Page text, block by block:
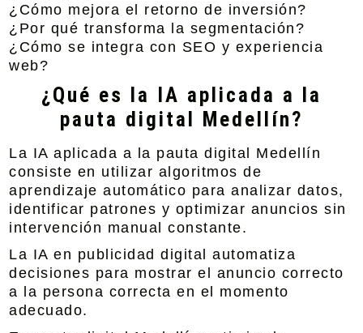
¿Cómo mejora el retorno de inversión?
¿Por qué transforma la segmentación?
¿Cómo se integra con SEO y experiencia
web?
¿Qué es la IA aplicada a la
pauta digital Medellín?
La IA aplicada a la pauta digital Medellín
consiste en utilizar algoritmos de
aprendizaje automático para analizar datos,
identificar patrones y optimizar anuncios sin
intervención manual constante.
La IA en publicidad digital automatiza
decisiones para mostrar el anuncio correcto
a la persona correcta en el momento
adecuado.